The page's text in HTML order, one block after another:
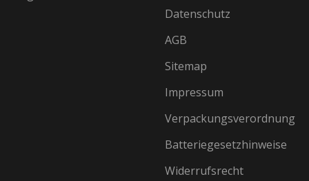
Datenschutz
AGB
Sitemap
Impressum
Verpackungsverordnung
Batteriegesetzhinweise
Widerrufsrecht